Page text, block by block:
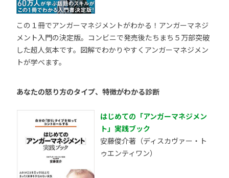
この１冊でアンガーマネジメントがわかる！アンガーマネジ
メント入門の決定版。コンビニで発売後たちまち５万部突破
した超人気本です。図解でわかりやすくアンガーマネジメン
トが学べます。
あなたの怒り方のタイプ、特徴がわかる診断
はじめての「アンガーマネジメン
ト」実践ブック
安藤俊介著（ディスカヴァー・ト
ゥエンティワン）